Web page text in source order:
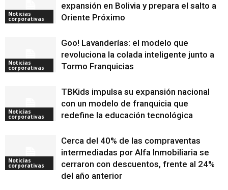
Noticias
corporativas
expansión en Bolivia y prepara el salto a
Oriente Próximo
Noticias
corporativas
Goo! Lavanderías: el modelo que
revoluciona la colada inteligente junto a
Tormo Franquicias
Noticias
corporativas
TBKids impulsa su expansión nacional
con un modelo de franquicia que
redefine la educación tecnológica
Noticias
corporativas
Cerca del 40% de las compraventas
intermediadas por Alfa Inmobiliaria se
cerraron con descuentos, frente al 24%
del año anterior